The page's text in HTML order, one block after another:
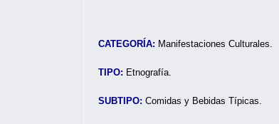
CATEGORÍA: Manifestaciones Culturales.
TIPO: Etnografía.
SUBTIPO: Comidas y Bebidas Típicas.